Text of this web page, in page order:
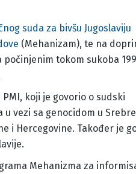
suda za bivšu Jugoslaviju
(Mehanizam), te na
tokom sukoba
koji je govorio o sudski
vezi sa genocidom u
i Hercegovine. Također je
Mehanizma za